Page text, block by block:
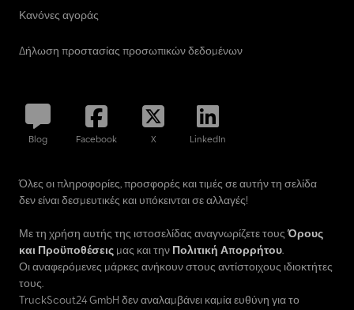
Κανόνες αγοράς
Δήλωση προστασίας προσωπικών δεδομένων
Blog Facebook X LinkedIn
Όλες οι πληροφορίες, προσφορές και τιμές σε αυτήν τη σελίδα
δεν είναι δεσμευτικές και υπόκεινται σε αλλαγές!
Με τη χρήση αυτής της ιστοσελίδας αναγνωρίζετε τουςΌρους
και Προϋποθέσεις μας και την Πολιτική Απορρήτου.
Οι αναφερόμενες μάρκες ανήκουν στους αντίστοιχους ιδιοκτήτες
τους.
TruckScout24 GmbH δεν αναλαμβάνει καμία ευθύνη για το